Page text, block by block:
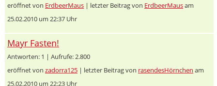
eröffnet von ErdbeerMaus | letzter Beitrag von ErdbeerMausam
25.02.2010 um 22:37 Uhr
Mayr Fasten!
Antworten: 1 | Aufrufe: 2.800
eröffnet von zadorra125 | letzter Beitrag von rasendesHörnchen am
25.02.2010 um 22:23 Uhr